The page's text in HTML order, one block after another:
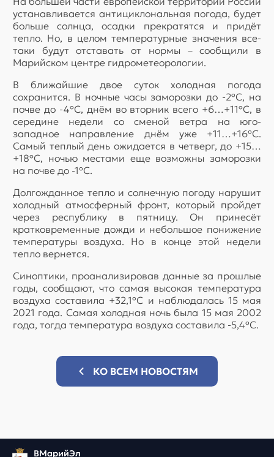
устанавливается антициклональная погода, будет
больше солнца, осадки прекратятся и придёт
тепло. Но, в целом температурные значения все-
таки будут отставать от нормы – сообщили в
Марийском центре гидрометеорологии.
В ближайшие двое суток холодная погода
сохранится. В ночные часы заморозки до -2ºС, на
почве до -4ºС, днём во вторник всего +6…+11ºС, в
середине недели со сменой ветра на юго-
западное направление днём уже +11…+16ºС.
Самый теплый день ожидается в четверг, до +15…
+18ºС, ночью местами еще возможны заморозки
на почве до -1ºС.
Долгожданное тепло и солнечную погоду нарушит
холодный атмосферный фронт, который пройдет
через республику в пятницу. Он принесёт
кратковременные дожди и небольшое понижение
температуры воздуха. Но в конце этой недели
тепло вернется.
Синоптики, проанализировав данные за прошлые
годы, сообщают, что самая высокая температура
воздуха составила +32,1ºС и наблюдалась 15 мая
2021 года. Самая холодная ночь была 15 мая 2002
года, тогда температура воздуха составила -5,4ºС.
КО ВСЕМ НОВОСТЯМ
ВМарийЭл